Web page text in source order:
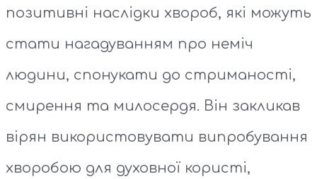
позитивні наслідки хвороб, які можуть
стати нагадуванням про неміч
людини, спонукати до стриманості,
смирення та милосердя. Він закликав
вірян використовувати випробування
хворобою для духовної користі,